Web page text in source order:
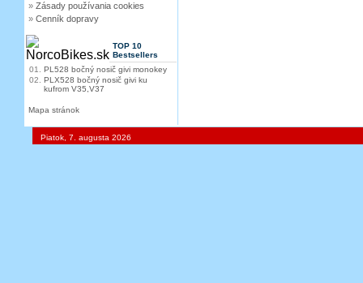
» Zásady používania cookies
» Cenník dopravy
TOP 10
Bestsellers
01.
PL528 bočný nosič givi monokey
02.
PLX528 bočný nosič givi ku
kufrom V35,V37
Mapa stránok
Piatok, 7. augusta 2026